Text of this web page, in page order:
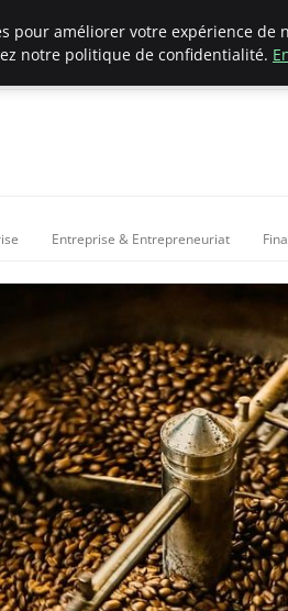
Entreprise & Entrepreneuriat
pour améliorer votre expérience de
notre politique de confidentialité.